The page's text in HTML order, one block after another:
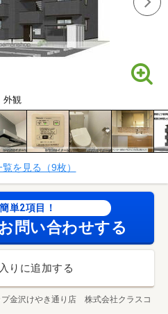
外観
を見る（9枚）
単2項目！
問い合わせする
りに追加する
プ金沢けやき通り店 株式会社クラスコ